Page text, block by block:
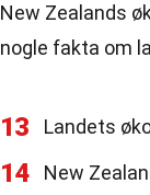
New Zealands
nogle fakta om
13 Landets
14 New